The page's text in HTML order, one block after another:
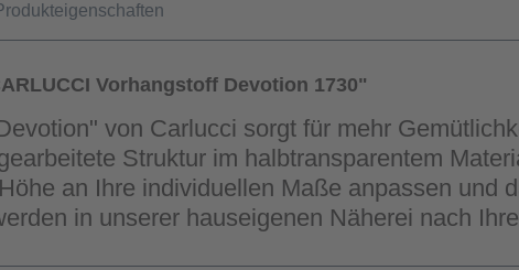
Vorhangstoff Devotion 1730"
von Carlucci sorgt für mehr
Struktur im halbtransparentem
an Ihre individuellen Maße anpassen und
in unserer hauseigenen Näherei nach